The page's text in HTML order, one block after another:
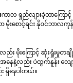
းကာလ ရှည်လျားခဲ့တာကြော
စောင့်ရင်း နိုဝင်ဘာလကုန်
း မိုးကြောင့် ဆုံးရှုံးမှုတခ
အနေနဲ့လည်း ပဲထွက်နူန်း လ
ရှိနေပါတယ်။